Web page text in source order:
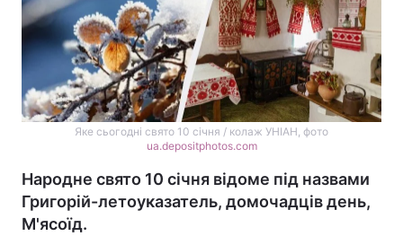
Яке сьогодні свято 10 січня / колаж УНІАН, фото
ua.depositphotos.com
Народне свято 10 січня відоме під назвами
Григорій-летоуказатель, домочадців день,
М'ясоїд.